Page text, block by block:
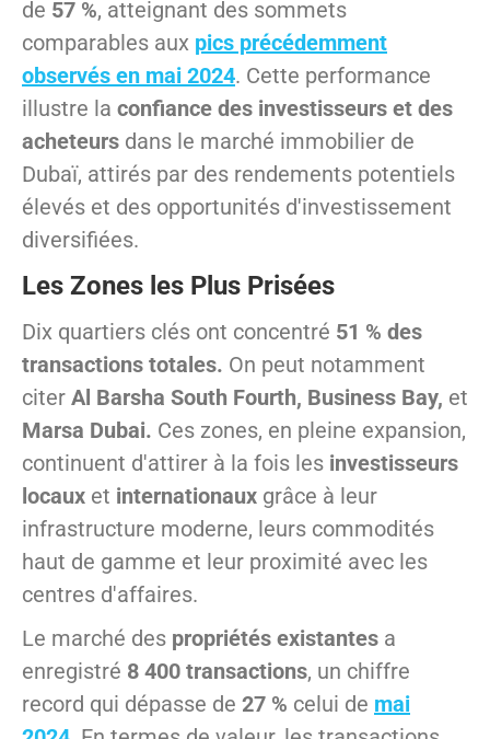
de 57 %, atteignant des sommets
comparables aux pics précédemment
observés en mai 2024. Cette performance
illustre la confiance des investisseurs et des
acheteurs dans le marché immobilier de
Dubaï, attirés par des rendements potentiels
élevés et des opportunités d'investissement
diversifiées.
Les Zones les Plus Prisées
Dix quartiers clés ont concentré 51 % des
transactions totales. On peut notamment
citer Al Barsha South Fourth, Business Bay, et
Marsa Dubai. Ces zones, en pleine expansion,
continuent d'attirer à la fois les investisseurs
locaux et internationaux grâce à leur
infrastructure moderne, leurs commodités
haut de gamme et leur proximité avec les
centres d'affaires.
Le marché des propriétés existantes a
enregistré 8 400 transactions, un chiffre
record qui dépasse de 27 % celui de mai